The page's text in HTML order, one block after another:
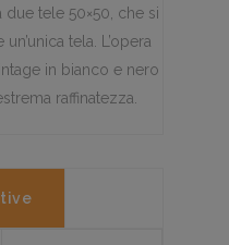
due tele 50×50, che si
tela. L’opera
in bianco e nero
raffinatezza.